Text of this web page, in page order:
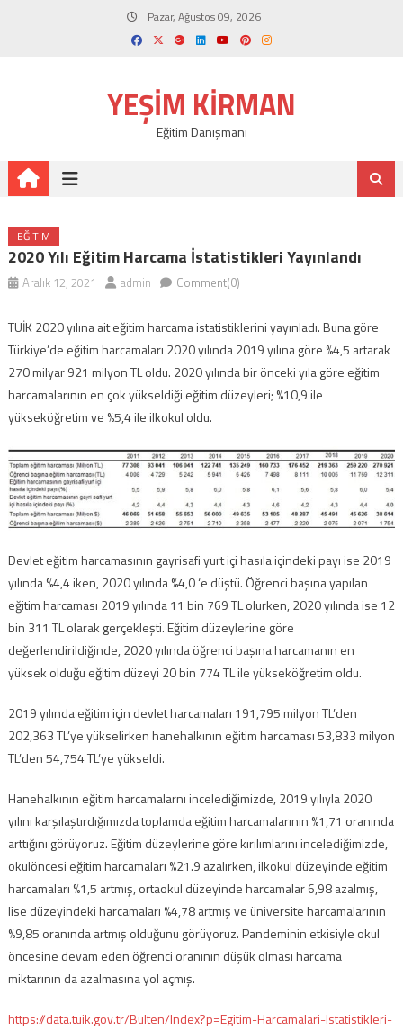
Pazar, Ağustos 09, 2026
YEŞIM KIRMAN
Eğitim Danışmanı
EĞITIM
2020 Yılı Eğitim Harcama İstatistikleri Yayınlandı
Aralık 12, 2021 admin Comment(0)
TUİK 2020 yılına ait eğitim harcama istatistiklerini yayınladı. Buna göre
Türkiye’de eğitim harcamaları 2020 yılında 2019 yılına göre %4,5 artarak
270 milyar 921 milyon TL oldu. 2020 yılında bir önceki yıla göre eğitim
harcamalarının en çok yükseldiği eğitim düzeyleri; %10,9 ile
yükseköğretim ve %5,4 ile ilkokul oldu.
Devlet eğitim harcamasının gayrisafi yurt içi hasıla içindeki payı ise 2019
yılında %4,4 iken, 2020 yılında %4,0 ‘e düştü. Öğrenci başına yapılan
eğitim harcaması 2019 yılında 11 bin 769 TL olurken, 2020 yılında ise 12
bin 311 TL olarak gerçekleşti. Eğitim düzeylerine göre
değerlendirildiğinde, 2020 yılında öğrenci başına harcamanın en
yüksek olduğu eğitim düzeyi 20 bin 774 TL ile yükseköğretim oldu.
2019 yılında eğitim için devlet harcamaları 191,795 milyon TL’den
202,363 TL’ye yükselirken hanehalkının eğitim harcaması 53,833 milyon
TL’den 54,754 TL’ye yükseldi.
Hanehalkının eğitim harcamalarnı incelediğimizde, 2019 yılıyla 2020
yılını karşılaştırdığımızda toplamda eğitim harcamalarının %1,71 oranında
arttığını görüyoruz. Eğitim düzeylerine göre kırılımlarını incelediğimizde,
okulöncesi eğitim harcamaları %21.9 azalırken, ilkokul düzeyinde eğitim
harcamaları %1,5 artmış, ortaokul düzeyinde harcamalar 6,98 azalmış,
lise düzeyindeki harcamaları %4,78 artmış ve üniversite harcamalarının
%9,85 oranında artmış olduğunu görüyoruz. Pandeminin etkisiyle okul
öncesine devam eden öğrenci oranının düşük olması harcama
miktarının da azalmasına yol açmış.
https://data.tuik.gov.tr/Bulten/Index?p=Egitim-Harcamalari-Istatistikleri-